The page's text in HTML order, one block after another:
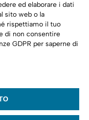
su:
– Cap. Sociale €
ed elaborare i dati
sito web o la
rispettiamo il tuo
di non consentire
GDPR per saperne di